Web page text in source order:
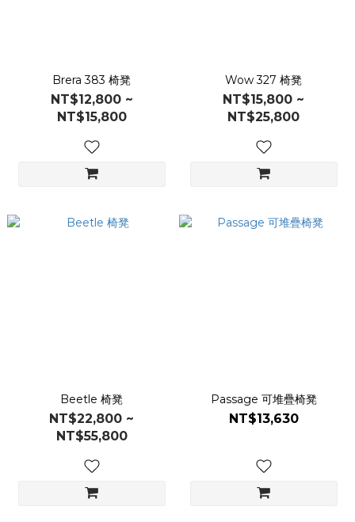
Brera 383 椅凳
NT$12,800 ~
NT$15,800
Wow 327 椅凳
NT$15,800 ~
NT$25,800
Beetle 椅凳
NT$22,800 ~
NT$55,800
Passage 可堆疊椅凳
NT$13,630